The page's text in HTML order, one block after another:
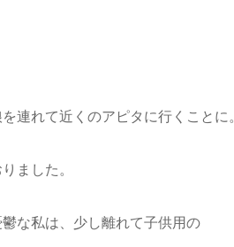
連れて近くのアピタに行くことに。
ました。
な私は、少し離れて子供用の